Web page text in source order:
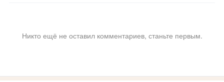
Никто ещё не оставил комментариев, станьте первым.